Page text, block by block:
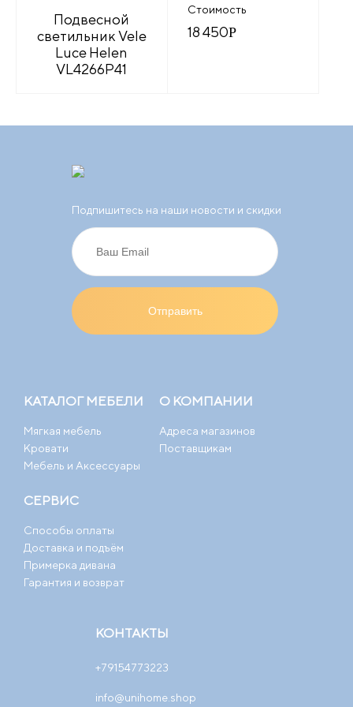
Подвесной
светильник Vele
Luce Helen
VL4266P41
Стоимость
18 450Р
Подпишитесь на наши новости и скидки
КАТАЛОГ МЕБЕЛИ
Мягкая мебель
Кровати
Мебель и Аксессуары
О КОМПАНИИ
Адреса магазинов
Поставщикам
СЕРВИС
Способы оплаты
Доставка и подъём
Примерка дивана
Гарантия и возврат
КОНТАКТЫ
+79154773223
info@unihome.shop